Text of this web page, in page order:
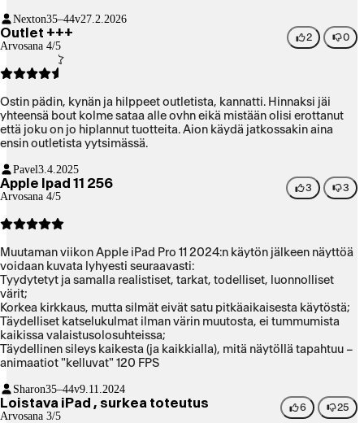
puolet näytöstä voi dedikoida iPad-applikaatioille toisen puolen
tullessa Mac Miniltä. Valitettavasti kaikki applikaatiot eivät toimi
ulkoisella näytöllä ollenkaan (kaatuvat), ja oikeastaan jo
pelkästään ikkunoiden raahaaminen ulkoisen näytön ja iPadin
näytön välillä riittää kaatamaan iPadOS:n. Lopulta hylkäsin
nykyisellä käyttöjärjestelmän versiolla (26.3).
Nexton35–44v27.2.2026
Outlet +++
Arvosana 4/5
2 0
Ostin pädin, kynän ja hilppeet outletista, kannatti. Hinnaksi jäi
yhteensä bout kolme sataa alle ovhn eikä mistään olisi erottanut
että joku on jo hiplannut tuotteita. Aion käydä jatkossakin aina
ensin outletista yytsimässä.
Pavel3.4.2025
Apple Ipad 11 256
Arvosana 4/5
3 3
Muutaman viikon Apple iPad Pro 11 2024:n käytön jälkeen näyttöä
voidaan kuvata lyhyesti seuraavasti:
Tyydytetyt ja samalla realistiset, tarkat, todelliset, luonnolliset
värit;
Korkea kirkkaus, mutta silmät eivät satu pitkäaikaisesta käytöstä;
Täydelliset katselukulmat ilman värin muutosta, ei tummumista
kaikissa valaistusolosuhteissa;
Täydellinen sileys kaikesta (ja kaikkialla), mitä näytöllä tapahtuu –
animaatiot "kelluvat" 120 FPS
Sharon35–44v9.11.2024
Loistava iPad , surkea toteutus
Arvosana 3/5
6 25